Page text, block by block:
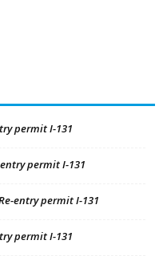
permit I-131
permit I-131
entry permit I-131
permit I-131